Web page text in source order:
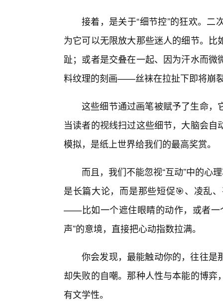
接着，是关于“细节控”的狂欢。
为它可以无限放大那些迷人的细节。
趾；或者是交叠在一起、因为汗水而
料纹理的刻画——丝袜在拉扯下即将崩
这些细节通过画笔被赋予了生命，
当读者的视线扫过这些细节，大脑会
模拟，是纸上世界给我们的最高奖赏。
而且，我们不能忽视“互动”中的心
是长篇大论，而是那些短促🎯、凌乱
——比如一个遮住眼睛的动作，或者一
声”的意境，直接把心动指数拉满。
你会发现，最能触动你的，往往是
却失败的自嘲。那种人性与本能的博
有文学性。